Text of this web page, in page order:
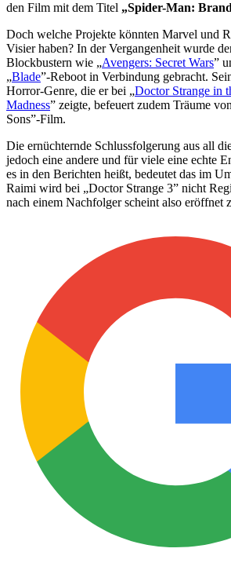
den Film mit dem Titel „Spider-Man:
Doch welche Projekte könnten Marvel und
Visier haben? In der Vergangenheit wurde
Blockbustern wie „Avengers: Secret Wars”
„Blade”-Reboot in Verbindung gebracht.
Horror-Genre, die er bei „Doctor Strange in
Madness” zeigte, befeuert zudem Träume
Sons”-Film.
Die ernüchternde Schlussfolgerung aus all
jedoch eine andere und für viele eine echte
es in den Berichten heißt, bedeutet das im
Raimi wird bei „Doctor Strange 3” nicht
nach einem Nachfolger scheint also eröffnet